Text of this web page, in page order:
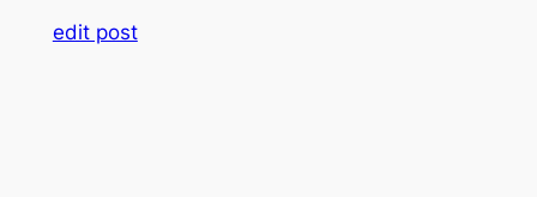
edit post